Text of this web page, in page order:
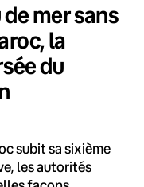
mer sans
la
du
subit sa sixième
les autorités